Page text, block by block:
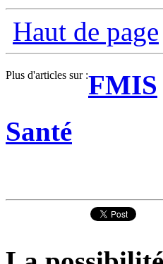
Haut de page
Plus d'articles sur :FMIS
Santé